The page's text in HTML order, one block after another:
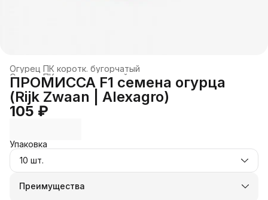
Огурец ПК коротк. бугорчатый
Огурец ПК короткоплодный
Огурец партенокарпический
›
Огурец ›
КУЛЬТУРЫ ОВОЩЕЙ ›
Главная ›
ПРОМИССА F1 семена огурца
(Rijk Zwaan | Alexagro)
105 ₽
Упаковка
10 шт.
Преимущества
Оплата частями в Сплит